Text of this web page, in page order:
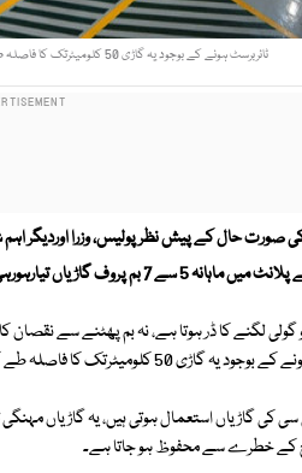
ٹائربرسٹ ہونے کے بوجود یہ گاڑی 50 کلومیٹرتک کا فاصلہ طے کرنے کی صلاحیت رکھتی ہے۔ فوٹو: اے ایف پی
صورت حال کے پیش نظر پولیس، وزرا اوردیگر
پروف گاڑیاں تیارہورہی ہیں۔
گولی لگنے کا ڈر ہوتا ہے، نہ بم پھٹنے سے
کا فاصلہ طے کرنے کی صلاحیت رکھتی ہے۔
گاڑی بنانے کے لئے 1800 سی سی کی گاڑیاں استعمال ہوتی
کے خطرے سے محفوظ ہو جاتا ہے۔